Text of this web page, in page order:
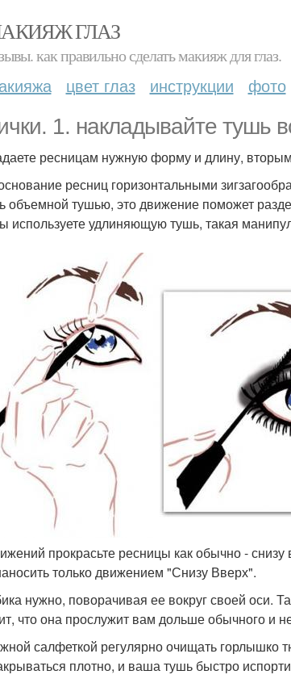
ГЛАЗ
как правильно сделать макияж для глаз.
цвет глаз инструкции фото
1. накладывайте тушь
ресницам нужную форму и длину, вторым
ресниц горизонтальными
объемной тушью, это движение поможет
используете удлиняющую тушь, такая
прокрасьте ресницы как обычно - снизу
только движением "Снизу Вверх".
нужно, поворачивая ее вокруг своей оси.
что она прослужит вам дольше обычного и
салфеткой регулярно очищать горлышко
плотно, и ваша тушь быстро